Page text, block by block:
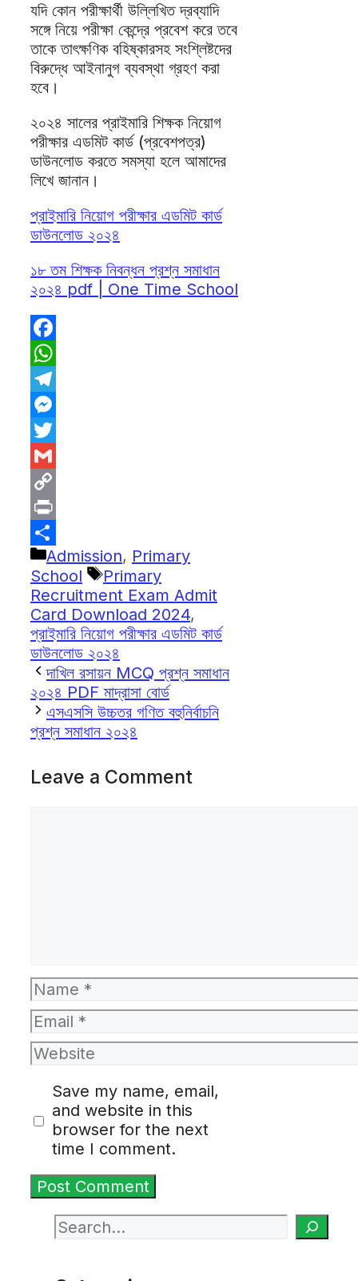
যদি কোন পরীক্ষার্থী উল্লিখিত দ্রব্যাদি
সঙ্গে নিয়ে পরীক্ষা কেন্দ্রে প্রবেশ করে তবে
তাকে তাৎক্ষণিক বহিষ্কারসহ সংশ্লিষ্টদের
বিরুদ্ধে আইনানুগ ব্যবস্থা গ্রহণ করা
হবে।
২০২৪ সালের প্রাইমারি শিক্ষক নিয়োগ
পরীক্ষার এডমিট কার্ড (প্রবেশপত্র)
ডাউনলোড করতে সমস্যা হলে আমাদের
লিখে জানান।
প্রাইমারি নিয়োগ পরীক্ষার এডমিট কার্ড
ডাউনলোড ২০২৪
১৮ তম শিক্ষক নিবন্ধন প্রশ্ন সমাধান
২০২৪ pdf | One Time School
Facebook
WhatsApp
Telegram
Messenger
Twitter
Gmail
Copy
Link
Print
Share
Categories
Admission, Primary
School
Tags
Primary
Recruitment Exam Admit
Card Download 2024,
প্রাইমারি নিয়োগ পরীক্ষার এডমিট কার্ড
ডাউনলোড ২০২৪
দাখিল রসায়ন MCQ প্রশ্ন সমাধান
২০২৪ PDF মাদ্রাসা বোর্ড
এসএসসি উচ্চতর গণিত বহুনির্বাচনি
প্রশ্ন সমাধান ২০২৪
Leave a Comment
Name
Email
Website
Save my name, email,
and website in this
browser for the next
time I comment.
Search